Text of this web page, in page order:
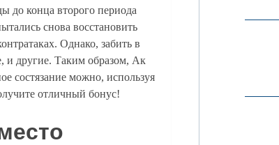
до конца второго периода
снова восстановить
Однако, забить в
и другие. Таким образом, Ак
состязание можно, используя
отличный бонус!